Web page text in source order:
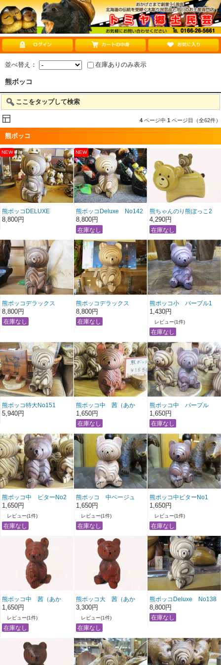
並べ替え： 在庫ありのみ表示
熊ボッコ
ここをタップして検索
4 ページ中 1 ページ目（全62件）
熊ボッコ
熊ボッコDELUXE
NO143
8,800円
熊ボッコDeluxe No142
8,800円
熊ちゃんのり熊ぼっこ2
4,290円
熊ボッコデラックス
NO140
8,800円
熊ボッコデラックス
NO139
8,800円
熊ボッコ小 パープル1
1,430円
レビュー(1件)
熊ボッコ特大No151
5,940円
熊ボッコ中 茜（あか
ね）No2
1,650円
熊ボッコ中 パープル
1,650円
熊ボッコ中 ビターNo2
1,650円
レビュー(1件)
熊ボッコ 中ベージュ
No1
1,650円
レビュー(1件)
熊ボッコ中ビターNo1
1,650円
レビュー(1件)
熊ボッコ中 茜（あか
ね）
1,650円
レビュー(1件)
熊ボッコ大 茜（あか
ね）No1
3,300円
レビュー(1件)
熊ボッコDeluxe No138
8,800円